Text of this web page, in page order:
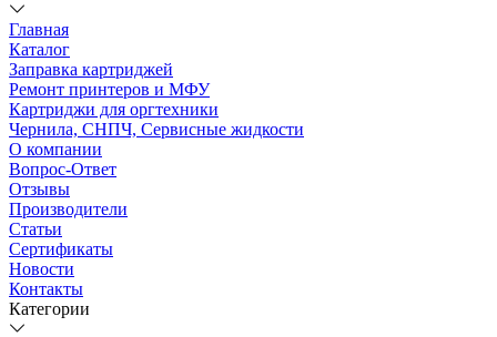
Главная
Каталог
Заправка картриджей
Ремонт принтеров и МФУ
Картриджи для оргтехники
Чернила, СНПЧ, Сервисные жидкости
О компании
Вопрос-Ответ
Отзывы
Производители
Статьи
Сертификаты
Новости
Контакты
Категории